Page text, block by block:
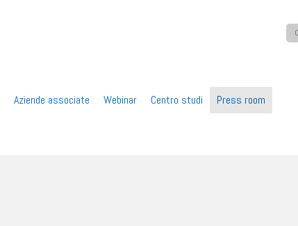
Aziende associate Webinar Centro studi Press room